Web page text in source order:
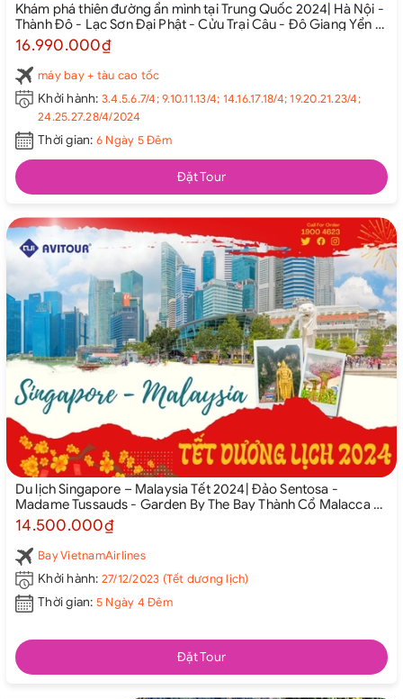
Khám phá thiên đường ẩn mình tại Trung Quốc 2024| Hà Nội -
Thành Đô - Lạc Sơn Đại Phật - Cửu Trại Câu - Đô Giang Yển -
Thành Đô
16.990.000₫
máy bay + tàu cao tốc
Khởi hành: 3.4.5.6.7/4; 9.10.11.13/4; 14.16.17.18/4; 19.20.21.23/4;
24.25.27.28/4/2024
Thời gian: 6 Ngày 5 Đêm
Đặt Tour
Du lịch Singapore – Malaysia Tết 2024| Đảo Sentosa -
Madame Tussauds - Garden By The Bay Thành Cổ Malacca –
14.500.000₫
Bay VietnamAirlines
Khởi hành: 27/12/2023 (Tết dương lịch)
Thời gian: 5 Ngày 4 Đêm
Đặt Tour